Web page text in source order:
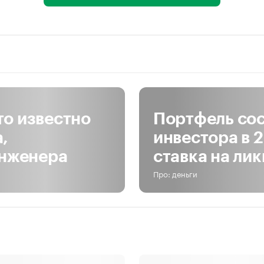
известно
Портфель
инвестора в
ставка на
Про: деньги